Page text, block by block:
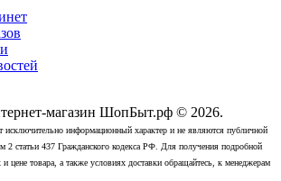
магазин ШопБыт.рф © 2026.
исключительно информационный характер и не являются публичной
2 статьи 437 Гражданского кодекса РФ. Для получения подробной
и цене товара, а также условиях доставки обращайтесь, к менеджерам